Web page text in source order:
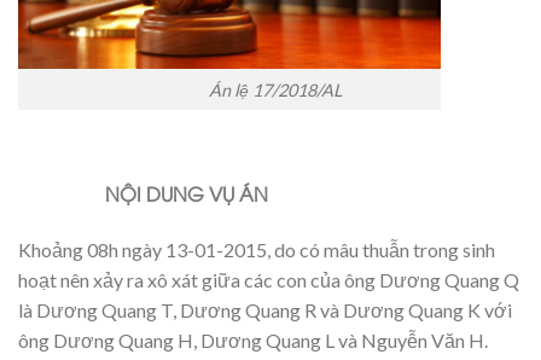
Án lệ 17/2018/AL
NỘI DUNG VỤ ÁN
Khoảng 08h ngày 13-01-2015, do có mâu thuẫn trong sinh
hoạt nên xảy ra xô xát giữa các con của ông Dương Quang Q
là Dương Quang T, Dương Quang R và Dương Quang K với
ông Dương Quang H, Dương Quang L và Nguyễn Văn H.